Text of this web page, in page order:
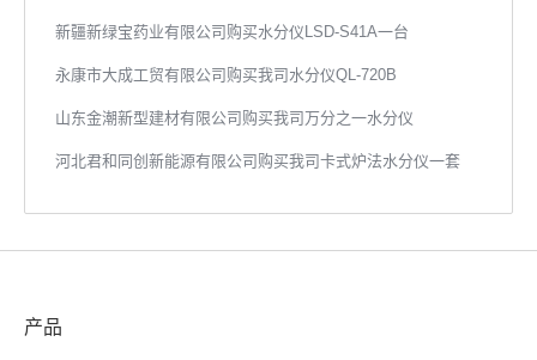
新疆新绿宝药业有限公司购买水分仪LSD-S41A一台
永康市大成工贸有限公司购买我司水分仪QL-720B
山东金潮新型建材有限公司购买我司万分之一水分仪
河北君和同创新能源有限公司购买我司卡式炉法水分仪一套
产品